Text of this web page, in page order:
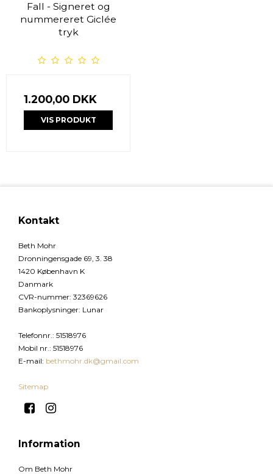
Fall - Signeret og
nummereret Giclée
tryk
1.200,00 DKK
VIS PRODUKT
Kontakt
Beth Mohr
Dronningensgade 69, 3. 38
1420 København K
Danmark
CVR-nummer: 32369626
Bankoplysninger: Lunar
Telefonnr.: 51518976
Mobil nr.: 51518976
E-mail: bethmohr.dk@gmail.com
Sitemap
Information
Om Beth Mohr